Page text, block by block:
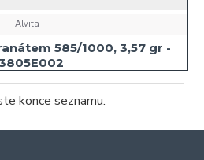
Alvita
585/1000, 3,57 gr -
konce seznamu.